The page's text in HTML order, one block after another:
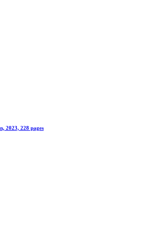
2023, 228 pages